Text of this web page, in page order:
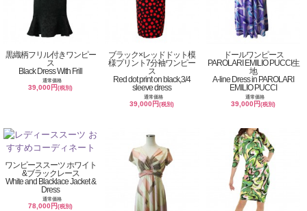
黒織柄フリル付きワンピー
ス
Black Dress With Frill
通常価格
39,000円(税別)
ブラック×レッドドット模
様プリント7分袖ワンピー
ス
Red dot print on black,3/4
sleeve dress
通常価格
39,000円(税別)
ドールワンピース
PAROLARI EMILIO PUCCI生
地
A-line Dress in PAROLARI
EMILIO PUCCI
通常価格
39,000円(税別)
ワンピーススーツ ホワイト
&ブラックレース
White and Blacklace Jacket &
Dress
通常価格
78,000円(税別)